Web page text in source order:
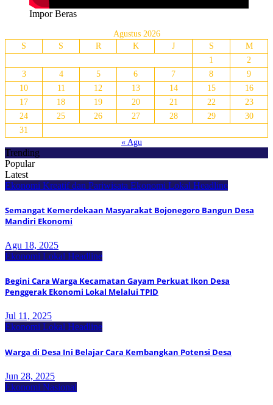
Impor Beras
Agustus 2026
S
S R K J S
M
1
2
3
4 5 6 7 8
9
10
11 12 13 14 15
16
17
18 19 20 21 22
23
24
25 26 27 28 29
30
31
« Agu
Trending
Popular
Latest
Ekonomi Kreatif dan Pariwisata Ekonomi Lokal Headline
Semangat Kemerdekaan Masyarakat Bojonegoro Bangun Desa
Mandiri Ekonomi
Agu 18, 2025
Ekonomi Lokal Headline
Begini Cara Warga Kecamatan Gayam Perkuat Ikon Desa
Penggerak Ekonomi Lokal Melalui TPID
Jul 11, 2025
Ekonomi Lokal Headline
Warga di Desa Ini Belajar Cara Kembangkan Potensi Desa
Jun 28, 2025
Ekonomi Nasional